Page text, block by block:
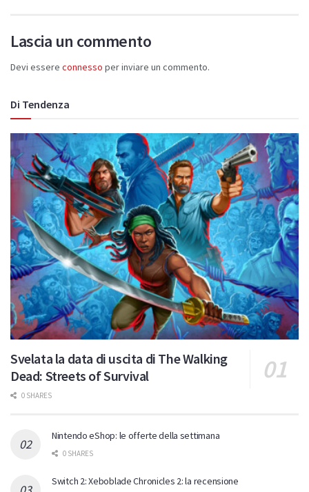
Lascia un commento
Devi essere connesso per inviare un commento.
Di Tendenza
Svelata la data di uscita di The Walking
Dead: Streets of Survival
0 SHARES
Nintendo eShop: le offerte della settimana
0 SHARES
Switch 2: Xeboblade Chronicles 2: la recensione